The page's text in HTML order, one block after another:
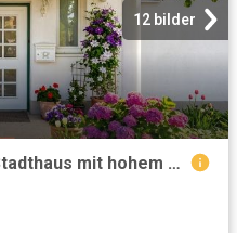
12 bilder
Bogenhausen: Exklusives Stadthaus mit hohem Freizeitwert